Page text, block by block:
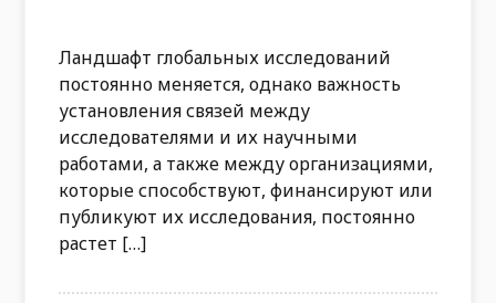
Ландшафт глобальных исследований
постоянно меняется, однако важность
установления связей между
исследователями и их научными
работами, а также между организациями,
которые способствуют, финансируют или
публикуют их исследования, постоянно
растет […]